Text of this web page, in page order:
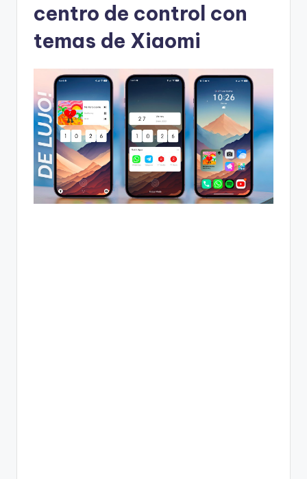
centro de control con
temas de Xiaomi